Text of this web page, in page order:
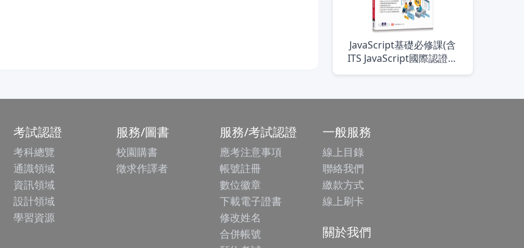
JavaScript基礎必修課(含
ITS JavaScript國際認證模
擬試題)
考試認證
考科總覽
通識領域
資訊領域
設計領域
學習資源
服務/圖書
校園購書
徵求作譯者
服務/考試認證
應考注意事項
帳號註冊
數位徽章
下載電子證書
修改姓名
合併帳號
一般服務
線上目錄
聯絡我們
繳款方式
線上刷卡
關於我們